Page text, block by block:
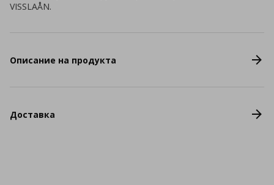
VISSLAÅN.
Описание на продукта
Доставка